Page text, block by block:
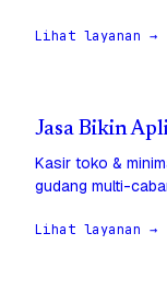
Lihat layanan →
Jasa Bikin
Kasir toko &
gudang multi-
Lihat layanan →